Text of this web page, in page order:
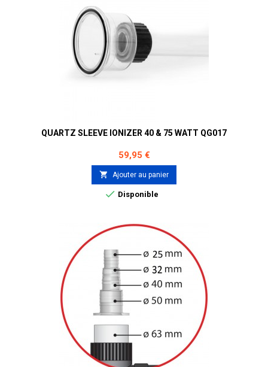
QUARTZ SLEEVE IONIZER 40 & 75 WATT QG017
Prix
59,95 €
 Ajouter au panier
 Disponible